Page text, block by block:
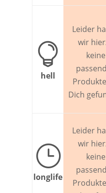

hell
Leider
wir
keine
Dich
}
longlife
Leider
wir
keine